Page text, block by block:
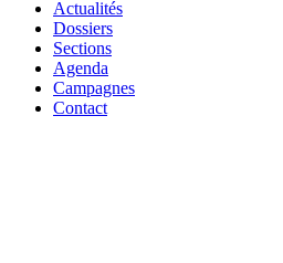
Actualités
Dossiers
Sections
Agenda
Campagnes
Contact